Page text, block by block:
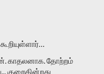
காதலனாக. தோற்றம்
குறைகின்றது